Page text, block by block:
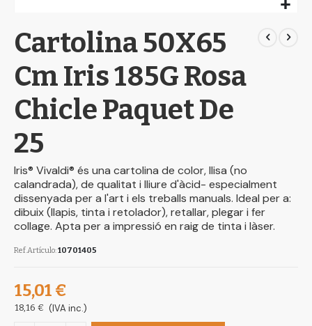
to
the
of
images
gallery
Cartolina 50X65
Cm Iris 185G Rosa
Chicle Paquet De
25
Iris® Vivaldi® és una cartolina de color, llisa (no
calandrada), de qualitat i lliure d'àcid- especialment
dissenyada per a l'art i els treballs manuals. Ideal per a:
dibuix (llapis, tinta i retolador), retallar, plegar i fer
collage. Apta per a impressió en raig de tinta i làser.
Ref.Artículo 10701405
15,01 €
18,16 € (IVA inc.)